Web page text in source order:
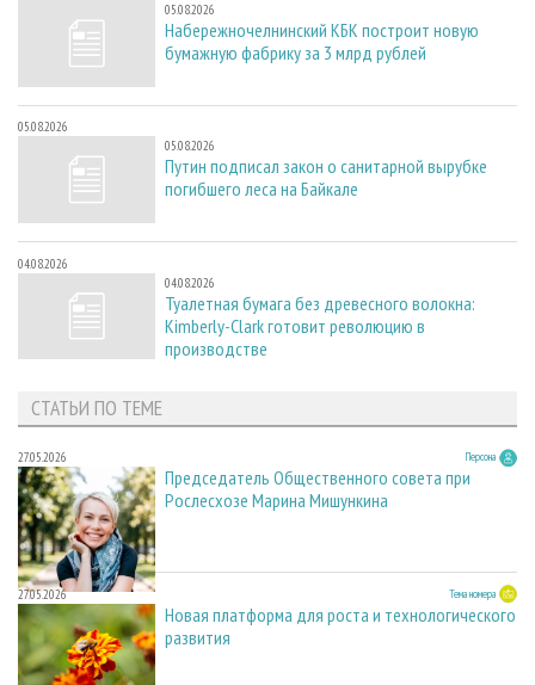
05.08.2026
Набережночелнинский КБК построит новую
бумажную фабрику за 3 млрд рублей
05.08.2026
05.08.2026
Путин подписал закон о санитарной вырубке
погибшего леса на Байкале
04.08.2026
04.08.2026
Туалетная бумага без древесного волокна:
Kimberly-Clark готовит революцию в
производстве
СТАТЬИ ПО ТЕМЕ
27.05.2026 Персона
Председатель Общественного совета при
Рослесхозе Марина Мишункина
27.05.2026 Тема номера
Новая платформа для роста и технологического
развития